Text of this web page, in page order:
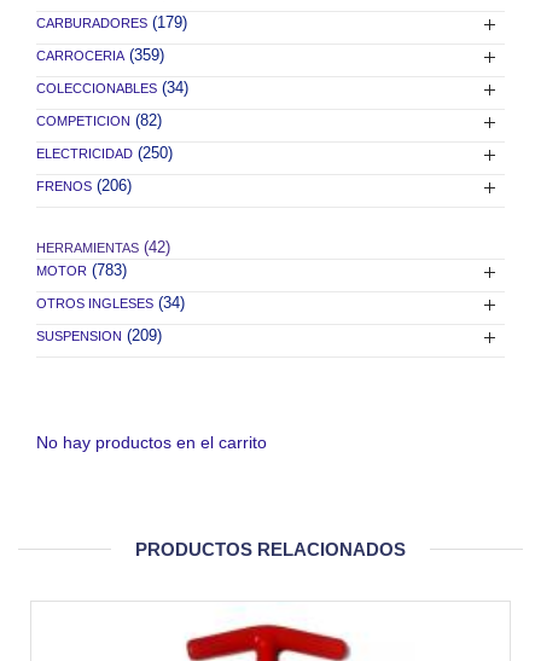
CARBURADORES (179)
CARROCERIA (359)
COLECCIONABLES (34)
COMPETICION (82)
ELECTRICIDAD (250)
FRENOS (206)
HERRAMIENTAS (42)
MOTOR (783)
OTROS INGLESES (34)
SUSPENSION (209)
No hay productos en el carrito
PRODUCTOS RELACIONADOS